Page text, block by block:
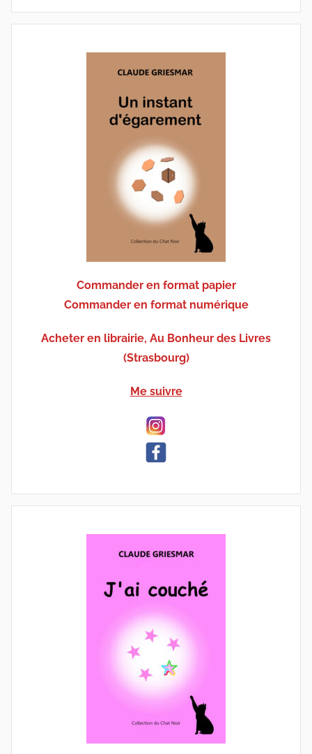
Commander en format papier
Commander en format numérique
Acheter en librairie, Au Bonheur des Livres
(Strasbourg)
Me suivre